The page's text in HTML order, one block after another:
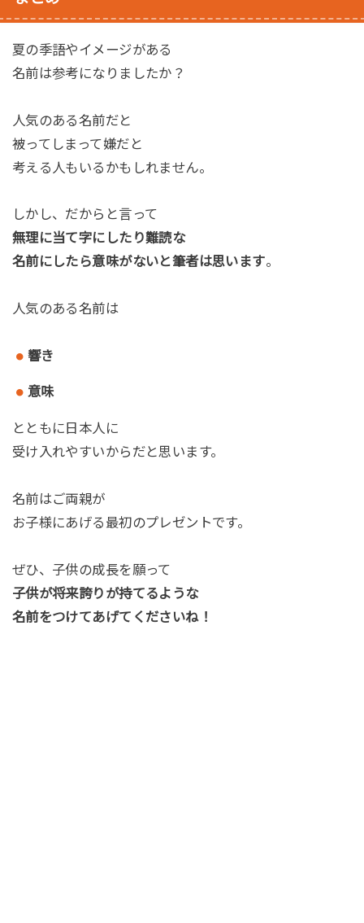
夏の季語やイメージがある
名前は参考になりましたか？
人気のある名前だと
被ってしまって嫌だと
考える人もいるかもしれません。
しかし、だからと言って
無理に当て字にしたり難読な
名前にしたら意味がないと筆者は思います。
人気のある名前は
響き
意味
とともに日本人に
受け入れやすいからだと思います。
名前はご両親が
お子様にあげる最初のプレゼントです。
ぜひ、子供の成長を願って
子供が将来誇りが持てるような
名前をつけてあげてくださいね！